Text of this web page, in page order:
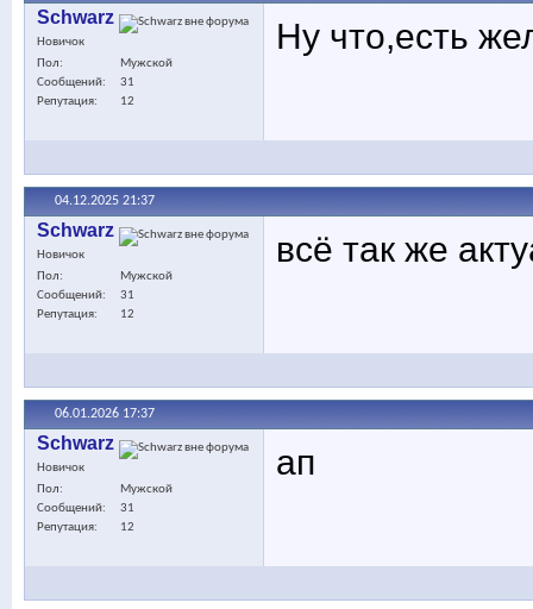
Schwarz
Новичок
Пол
Мужской
Сообщений
31
Репутация
12
Ну что,есть
04.12.2025 21:37
Schwarz
Новичок
Пол
Мужской
Сообщений
31
Репутация
12
всё так же
06.01.2026 17:37
Schwarz
Новичок
Пол
Мужской
Сообщений
31
Репутация
12
ап